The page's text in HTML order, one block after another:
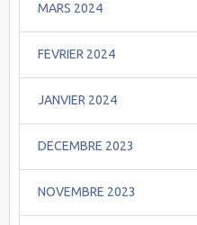
MARS 2024
FEVRIER 2024
JANVIER 2024
DECEMBRE 2023
NOVEMBRE 2023